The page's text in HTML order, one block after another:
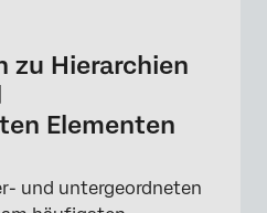
zu Hierarchien
Elementen
und untergeordneten